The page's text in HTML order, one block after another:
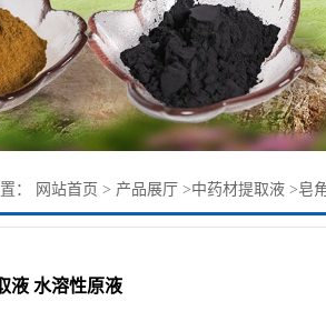
： 网站首页 > 产品展厅 >中药材提取液 >皂
液 水溶性原液